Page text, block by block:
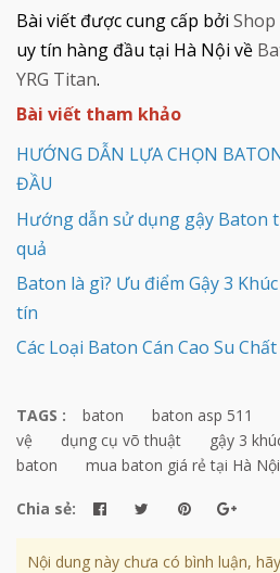
Bài viết được cung cấp bởi
uy tín hàng đầu tại Hà Nội về
YRG Titan.
Bài viết tham khảo
HƯỚNG DẪN LỰA CHỌN
ĐẦU
Hướng dẫn sử dụng gậy Baton
quả
Baton là gì? Ưu điểm Gậy 3
tín
Các Loại Baton Cán Cao Su
TAGS : baton baton asp 511
vệ
dụng cụ võ thuật gậy 3
baton
mua baton giá rẻ tại Hà Nội
Chia sẻ:
Nội dung này chưa có bình luận,